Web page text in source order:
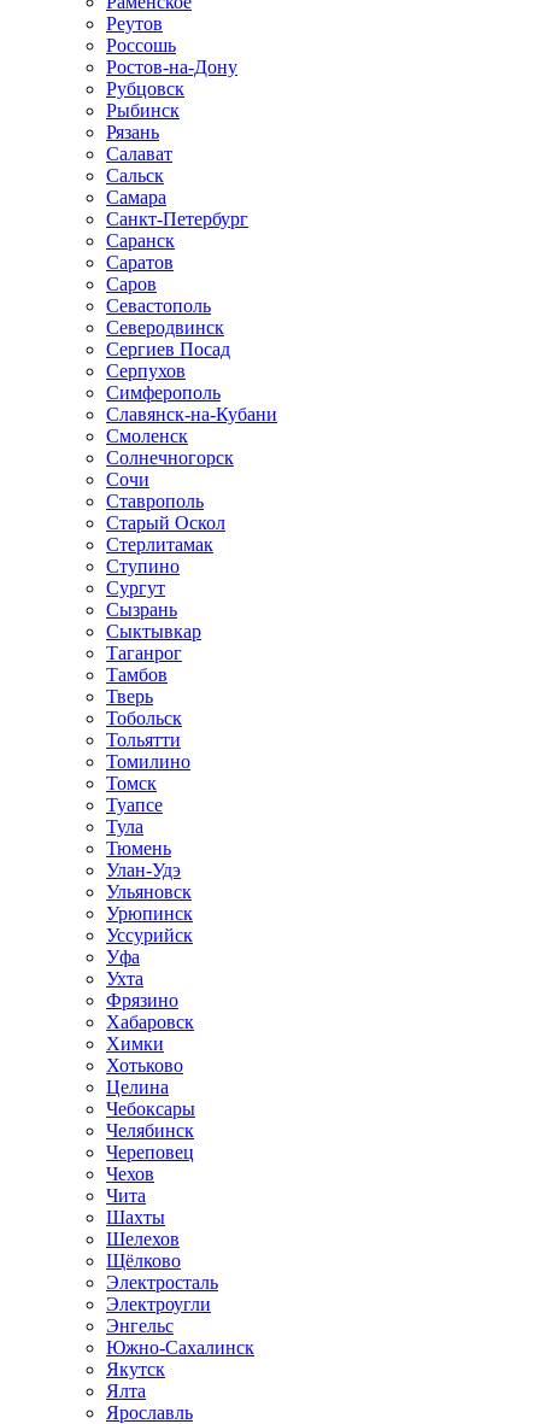
Реутов
Россошь
Ростов-на-Дону
Рубцовск
Рыбинск
Рязань
Салават
Сальск
Самара
Санкт-Петербург
Саранск
Саратов
Саров
Севастополь
Северодвинск
Сергиев Посад
Серпухов
Симферополь
Славянск-на-Кубани
Смоленск
Солнечногорск
Сочи
Ставрополь
Старый Оскол
Стерлитамак
Ступино
Сургут
Сызрань
Сыктывкар
Таганрог
Тамбов
Тверь
Тобольск
Тольятти
Томилино
Томск
Туапсе
Тула
Тюмень
Улан-Удэ
Ульяновск
Урюпинск
Уссурийск
Уфа
Ухта
Фрязино
Хабаровск
Химки
Хотьково
Целина
Чебоксары
Челябинск
Череповец
Чехов
Чита
Шахты
Шелехов
Щёлково
Электросталь
Электроугли
Энгельс
Южно-Сахалинск
Якутск
Ялта
Ярославль